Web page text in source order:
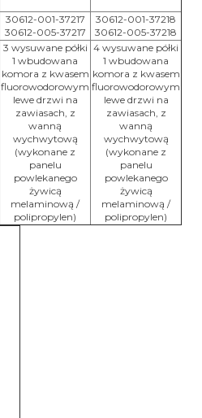
30612-001-37217
30612-005-37217
30612-001-37218
30612-005-37218
3 wysuwane półki
1 wbudowana
komora z kwasem
fluorowodorowym
lewe drzwi na
zawiasach, z
wanną
wychwytową
(wykonane z
panelu
powlekanego
żywicą
melaminową /
polipropylen)
4 wysuwane półki
1 wbudowana
komora z kwasem
fluorowodorowym
lewe drzwi na
zawiasach, z
wanną
wychwytową
(wykonane z
panelu
powlekanego
żywicą
melaminową /
polipropylen)